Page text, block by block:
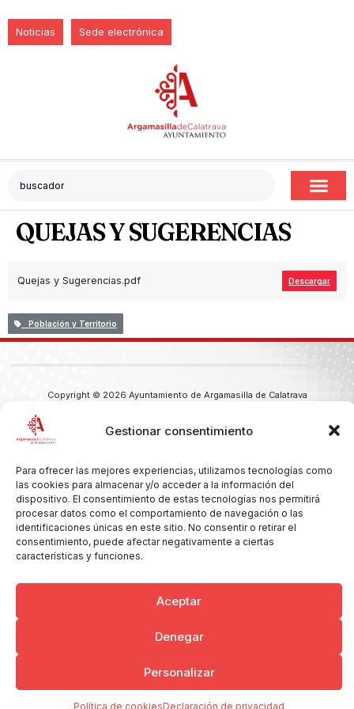
Gestionar consentimiento
Para ofrecer las mejores experiencias, utilizamos tecnologías como
las cookies para almacenar y/o acceder a la información del
dispositivo. El consentimiento de estas tecnologías nos permitirá
procesar datos como el comportamiento de navegación o las
identificaciones únicas en este sitio. No consentir o retirar el
consentimiento, puede afectar negativamente a ciertas
características y funciones.
Aceptar
Denegar
Personalizar
Política de cookiesDeclaración de privacidad
Noticias Sede electrónica
QUEJAS Y SUGERENCIAS
Quejas y Sugerencias.pdf Descargar
Población y Territorio
Copyright © 2026 Ayuntamiento de Argamasilla de Calatrava